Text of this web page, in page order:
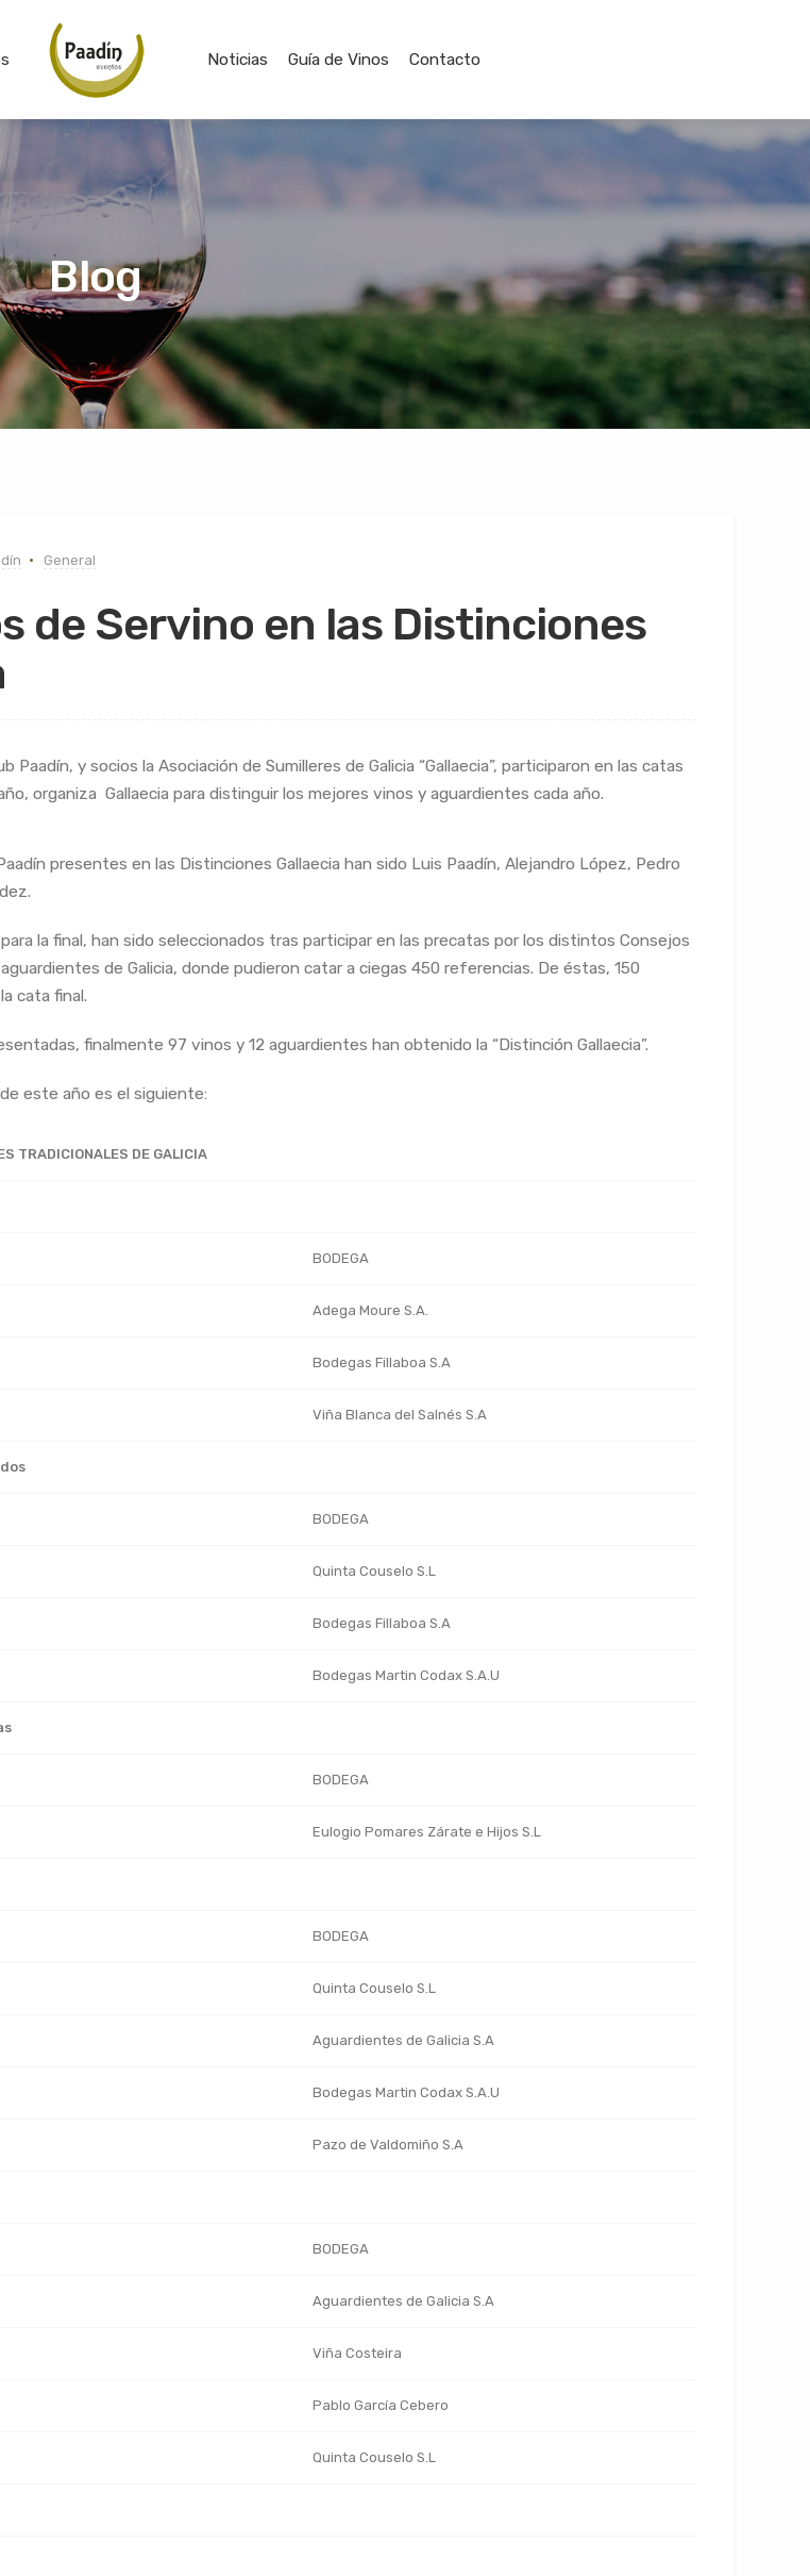
Noticias Guía de Vinos Contacto
Blog
General
de Servino en las Distinciones
Paadín, y socios la Asociación de Sumilleres de Galicia “Gallaecia”, participaron en las catas
organiza Gallaecia para distinguir los mejores vinos y aguardientes cada año.
presentes en las Distinciones Gallaecia han sido Luis Paadín, Alejandro López, Pedro
la final, han sido seleccionados tras participar en las precatas por los distintos Consejos
de Galicia, donde pudieron catar a ciegas 450 referencias. De éstas, 150
cata final.
finalmente 97 vinos y 12 aguardientes han obtenido la “Distinción Gallaecia”.
este año es el siguiente:
TRADICIONALES DE GALICIA
BODEGA
Adega Moure S.A.
Bodegas Fillaboa S.A
Viña Blanca del Salnés S.A
BODEGA
Quinta Couselo S.L
Bodegas Fillaboa S.A
Bodegas Martin Codax S.A.U
BODEGA
Eulogio Pomares Zárate e Hijos S.L
BODEGA
Quinta Couselo S.L
Aguardientes de Galicia S.A
Bodegas Martin Codax S.A.U
Pazo de Valdomiño S.A
BODEGA
Aguardientes de Galicia S.A
Viña Costeira
Pablo García Cebero
Quinta Couselo S.L